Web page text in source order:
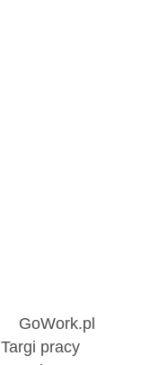
GoWork.pl
Targi pracy